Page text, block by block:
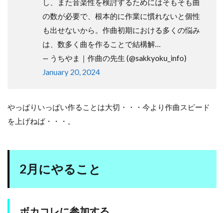
し、また音楽性を検討するためにはそもそも曲
の数が必要で、根本的に作業に慣れないと個性
も出せないから。作曲初期における多くの悩み
は、数多く曲を作ることで結構解…
— うちやま｜作曲の先生 (@sakkyoku_info)
January 20, 2024
やっぱりいっぱい作ることは大切・・・今より作曲スピード
を上げねば・・・。
2月にやること